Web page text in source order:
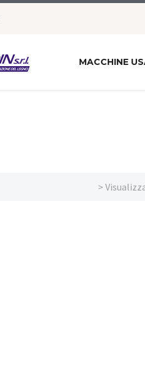
MACCHINE
>